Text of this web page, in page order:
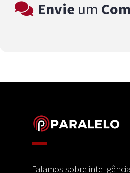
Falamos sobre
maneiras inovadoras de
Categorias
Secretariado
IA e Tecnologia